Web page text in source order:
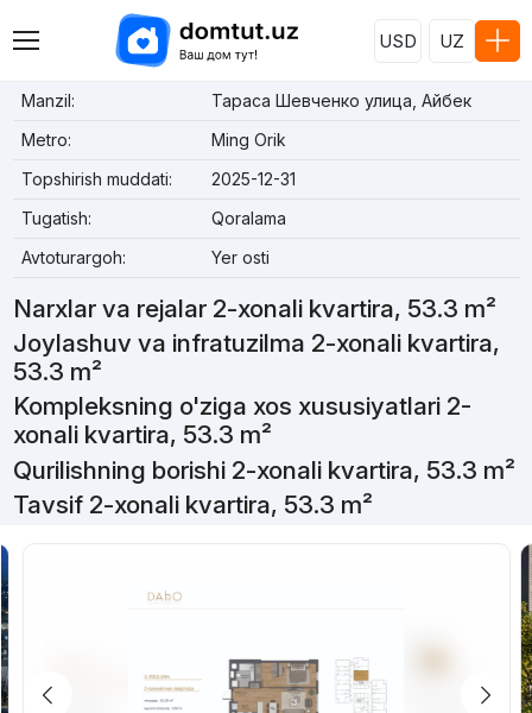
USD UZ
Manzil:
Тараса Шевченко улица, Айбек
Metro:
Ming Orik
Topshirish muddati:
2025-12-31
Tugatish:
Qoralama
Avtoturargoh:
Yer osti
Narxlar va rejalar 2-xonali kvartira, 53.3 m²
Joylashuv va infratuzilma 2-xonali kvartira,
53.3 m²
Kompleksning o'ziga xos xususiyatlari 2-
xonali kvartira, 53.3 m²
Qurilishning borishi 2-xonali kvartira, 53.3 m²
Tavsif 2-xonali kvartira, 53.3 m²